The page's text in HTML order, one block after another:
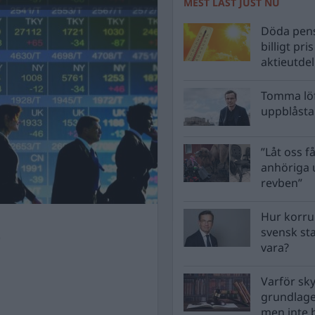
Döda
billigt
Tomma
”Låt oss
anhöriga
revben”
Hur
svensk
vara?
Varför